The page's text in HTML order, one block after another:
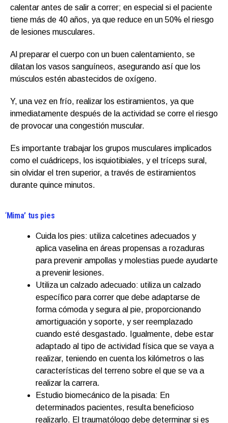
calentar antes de salir a correr; en especial si el paciente
tiene más de 40 años, ya que reduce en un 50% el riesgo
de lesiones musculares.
Al preparar el cuerpo con un buen calentamiento, se
dilatan los vasos sanguíneos, asegurando así que los
músculos estén abastecidos de oxígeno.
Y, una vez en frío, realizar los estiramientos, ya que
inmediatamente después de la actividad se corre el riesgo
de provocar una congestión muscular.
Es importante trabajar los grupos musculares implicados
como el cuádriceps, los isquiotibiales, y el tríceps sural,
sin olvidar el tren superior, a través de estiramientos
durante quince minutos.
‘Mima’ tus pies
Cuida los pies: utiliza calcetines adecuados y
aplica vaselina en áreas propensas a rozaduras
para prevenir ampollas y molestias puede ayudarte
a prevenir lesiones.
Utiliza un calzado adecuado: utiliza un calzado
específico para correr que debe adaptarse de
forma cómoda y segura al pie, proporcionando
amortiguación y soporte, y ser reemplazado
cuando esté desgastado. Igualmente, debe estar
adaptado al tipo de actividad física que se vaya a
realizar, teniendo en cuenta los kilómetros o las
características del terreno sobre el que se va a
realizar la carrera.
Estudio biomecánico de la pisada: En
determinados pacientes, resulta beneficioso
realizarlo. El traumatólogo debe determinar si es